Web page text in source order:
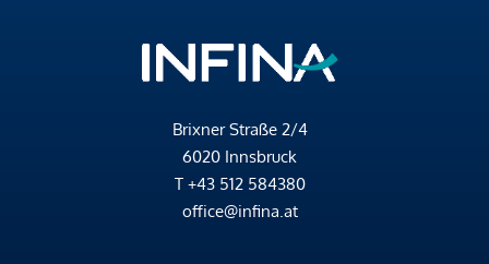
Brixner Straße 2/4
6020 Innsbruck
T +43 512 584380
office@infina.at